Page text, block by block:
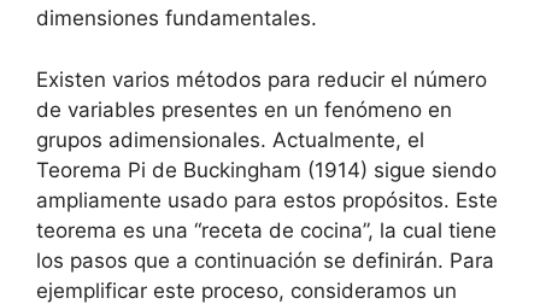
dimensiones fundamentales.
Existen varios métodos para reducir el número
de variables presentes en un fenómeno en
grupos adimensionales. Actualmente, el
Teorema Pi de Buckingham (1914) sigue siendo
ampliamente usado para estos propósitos. Este
teorema es una “receta de cocina”, la cual tiene
los pasos que a continuación se definirán. Para
ejemplificar este proceso, consideramos un